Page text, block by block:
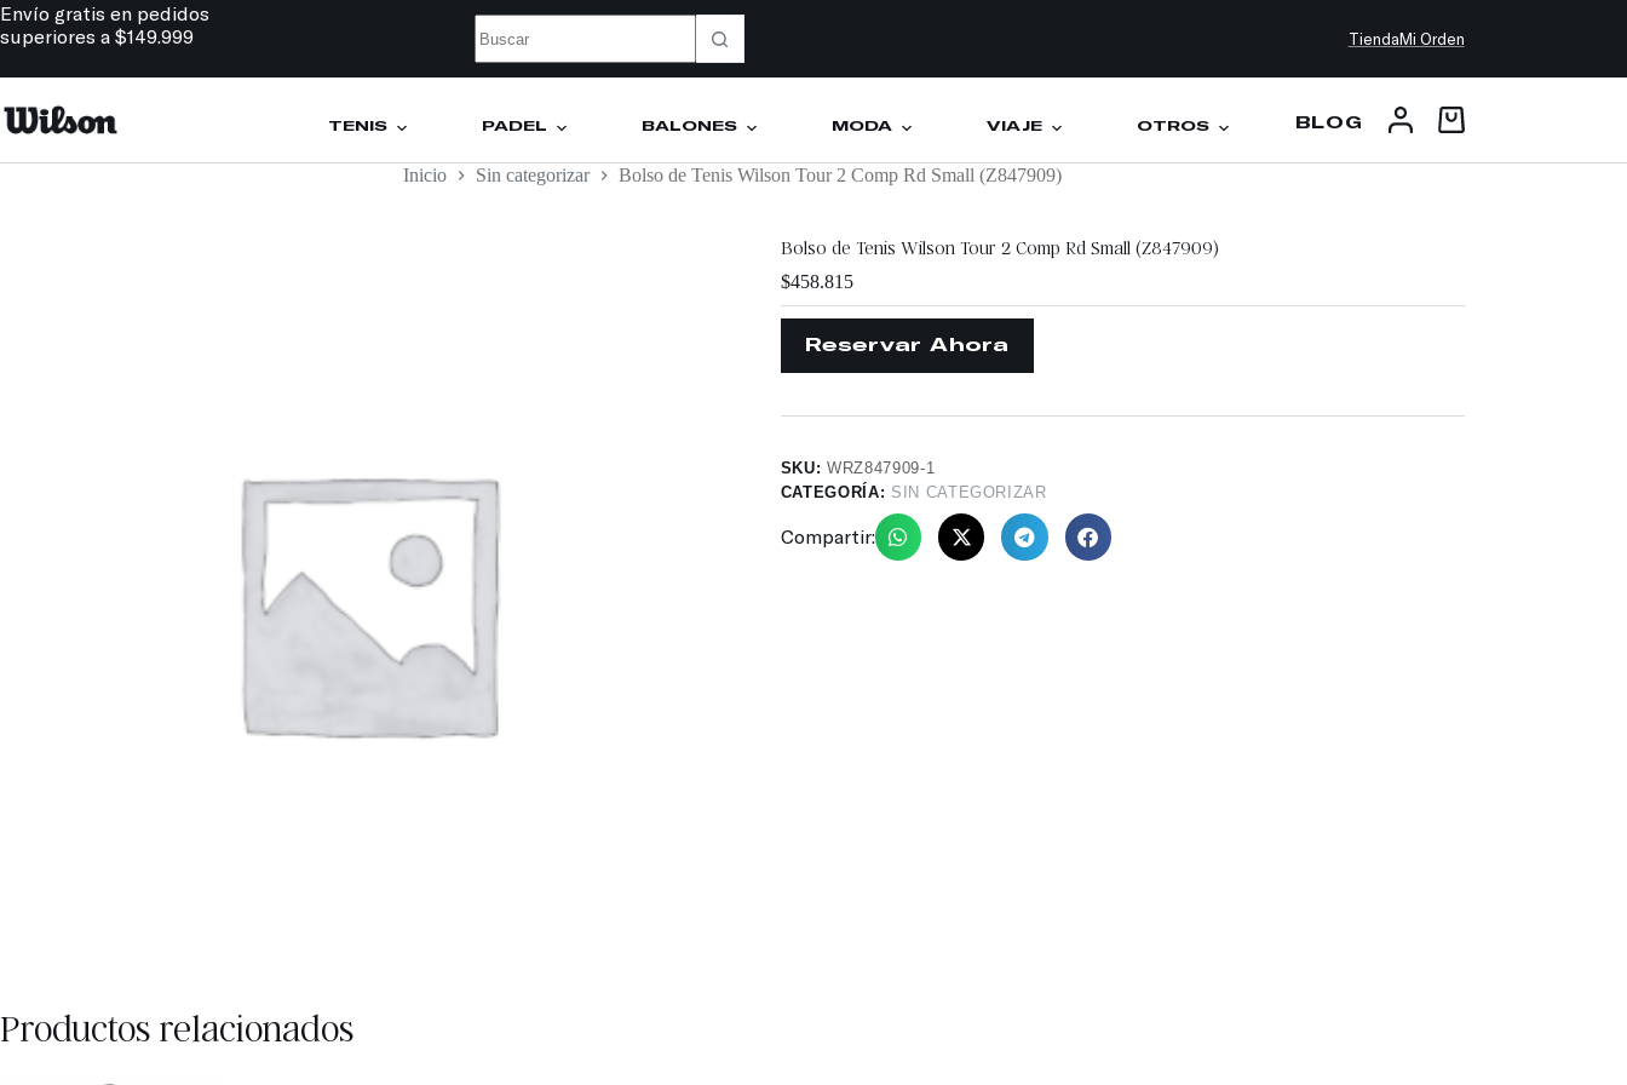
Envío gratis en pedidos
superiores a $149.999
TiendaMi Orden
TENIS PÁDEL BALONES MODA VIAJE OTROS BLOG
Inicio Sin categorizar Bolso de Tenis Wilson Tour 2 Comp Rd Small (Z847909)
Bolso de Tenis Wilson Tour 2 Comp Rd Small (Z847909)
$458.815
SKU:WRZ847909-1
CATEGORÍA: SIN CATEGORIZAR
Compartir:
Productos relacionados